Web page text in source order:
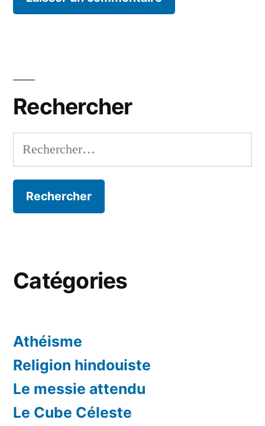
Rechercher
Rechercher :
Catégories
Athéisme
Religion hindouiste
Le messie attendu
Le Cube Céleste